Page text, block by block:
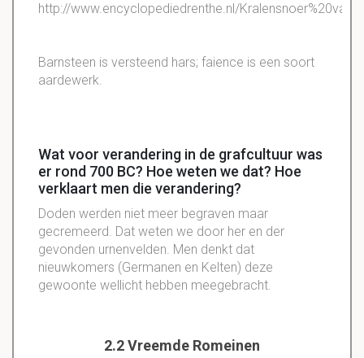
http://www.encyclopediedrenthe.nl/
Barnsteen is versteend hars; faience is een soort
aardewerk.
Wat voor verandering in de grafcultuur was
er rond 700 BC? Hoe weten we dat? Hoe
verklaart men die verandering?
Doden werden niet meer begraven maar
gecremeerd. Dat weten we door her en der
gevonden urnenvelden. Men denkt dat
nieuwkomers (Germanen en Kelten) deze
gewoonte wellicht hebben meegebracht.
2.2 Vreemde Romeinen